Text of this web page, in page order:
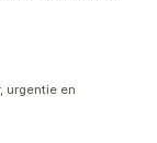
urgentie en